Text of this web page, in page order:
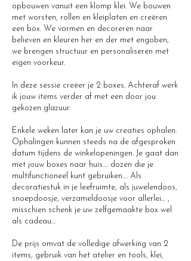
opbouwen vanuit een klomp klei. We bouwen
met worsten, rollen en kleiplaten en creëren
een box. We vormen en decoreren naar
believen en kleuren her en der met engoben,
we brengen structuur en personaliseren met
eigen voorkeur.
In deze sessie creëer je 2 boxes. Achteraf werk
ik jouw items verder af met een door jou
gekozen glazuur.
Enkele weken later kan je uw creaties ophalen.
Ophalingen kunnen steeds na de afgesproken
datum tijdens de winkelopeningen. Je gaat dan
met jouw boxes naar huis…. dozen die je
multifunctioneel kunt gebruiken…. Als
decoratiestuk in je leefruimte, als juwelendoos,
snoepdoosje, verzameldoosje voor allerlei… ,
misschien schenk je uw zelfgemaakte box wel
als cadeau…
De prijs omvat de volledige afwerking van 2
items, gebruik van het atelier en tools, klei,